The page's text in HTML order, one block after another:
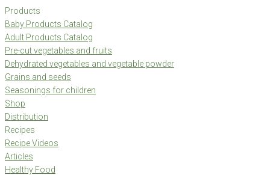
Products
Baby Products Catalog
Adult Products Catalog
Pre-cut vegetables and fruits
Dehydrated vegetables and vegetable powder
Grains and seeds
Seasonings for children
Shop
Distribution
Recipes
Recipe Videos
Articles
Healthy Food